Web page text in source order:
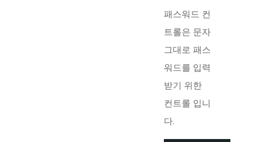
패스워드 컨
트롤은 문자
그대로 패스
워드를 입력
받기 위한
컨트롤 입니
다.